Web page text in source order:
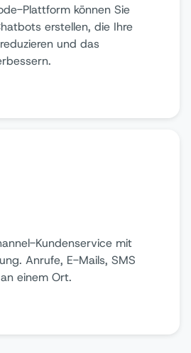
Plattform können Sie
erstellen, die Ihre
und das
Kundenservice mit
Anrufe, E-Mails, SMS
einem Ort.